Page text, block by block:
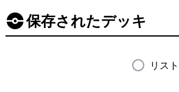
保存されたデッキ
リス